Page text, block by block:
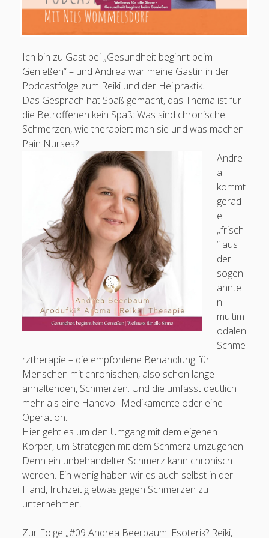
Schmerztherapie und TENS
Schmerzpflege
#28 Alexandra Scherg: Perspektiven der Palliativversorgung
Das EDPN – European Diploma in Pain Nursing
#27 Nadja Areh-Gruber: Kulturelle und individuelle
Schmerzbewältigung
FÜNF FRAGEN an Tim Szallies zu prozeduralen Schmerzen
FÜNF FRAGEN an Simon Ludwig-Pricha zu ATA, OTA und Physician
#26 Julian Graf-Geduhn: Social Media und SAPV, Schmerz und
FÜNF FRAGEN an Susanne Geppert zum Schmerz in der
Praxisanleitung
FÜNF FRAGEN an Tim Szallies zu Entspannungsverfahren in der
Schmerztherapie
Zwischenschicht: Wissen wir zu wenig über Schmerz? (Audio und
Video-Podcast)
#25 Daniel Schümann: Pflegediagnosen und die Zukunft des (Pain)
Nursings
FÜNF FRAGEN an Jonas Weber und Christoph Schwertfellner zum
#24 Svetlana Geyrhofer: Pain Nursing in Österreich und
FÜNF FRAGEN an Tim Hänel zum Qualitätsmanagement in der
#23 Lena Hofmann und Verena Mensenkamp – Endometriose und
Menstruationsschmerzen
FÜNF FRAGEN an Ivana Budka zu sekundären chronischen
#22 Andrea Beerbaum: Ein Talk über chronische Schmerzen
(und Pain Nurses)
Krankenpfleger
European Diploma in Pain Nursing (EFIC)
Pflegefachperson für Spezielle Schmerzpflege / Pain
Nurse Plus m. Ausz. (Dt. Schmerzges.)
Pflegefachperson für Palliative Care
Staatl. anerk. Praxisanleiter
Pflegefachperson p-e-ac® Ohrakupunktur
Mitgliedschaften
Ich bin zu Gast bei „Gesundheit beginnt beim
Genießen“ – und Andrea war meine Gästin in der
Podcastfolge zum Reiki und der Heilpraktik.
Das Gespräch hat Spaß gemacht, das Thema ist für
die Betroffenen kein Spaß: Was sind chronische
Schmerzen, wie therapiert man sie und was machen
Pain Nurses?
Andre
a
kommt
gerad
e
„frisch
“ aus
der
sogen
annte
n
multim
odalen
Schme
rztherapie – die empfohlene Behandlung für
Menschen mit chronischen, also schon lange
anhaltenden, Schmerzen. Und die umfasst deutlich
mehr als eine Handvoll Medikamente oder eine
Operation.
Hier geht es um den Umgang mit dem eigenen
Körper, um Strategien mit dem Schmerz umzugehen.
Denn ein unbehandelter Schmerz kann chronisch
werden. Ein wenig haben wir es auch selbst in der
Hand, frühzeitig etwas gegen Schmerzen zu
unternehmen.
Zur Folge „#09 Andrea Beerbaum: Esoterik? Reiki,